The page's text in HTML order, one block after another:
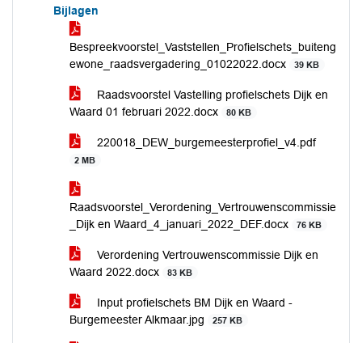
Bijlagen
Bespreekvoorstel_Vaststellen_Profielschets_buiteng
ewone_raadsvergadering_01022022.docx
39 KB
Raadsvoorstel Vastelling profielschets Dijk en
Waard 01 februari 2022.docx
80 KB
220018_DEW_burgemeesterprofiel_v4.pdf
2 MB
Raadsvoorstel_Verordening_Vertrouwenscommissie
_Dijk en Waard_4_januari_2022_DEF.docx
76 KB
Verordening Vertrouwenscommissie Dijk en
Waard 2022.docx
83 KB
Input profielschets BM Dijk en Waard -
Burgemeester Alkmaar.jpg
257 KB